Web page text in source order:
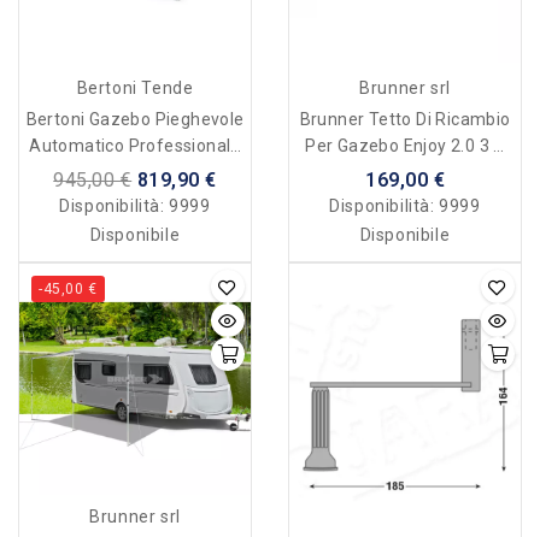
Bertoni Tende
Bertoni Gazebo Pieghevole
Automatico Professionale
Master 3x3 Comprensivo
Di Tetto Con Cuciture
Termonastrate
945,00 € 819,90 €
Disponibilità:9999
Disponibile
Brunner srl
Brunner Tetto Di Ricambio
Per Gazebo Enjoy 2.0 3 X
4.5 Mt
169,00 €
Disponibilità:9999
Disponibile
-45,00 €
Brunner srl